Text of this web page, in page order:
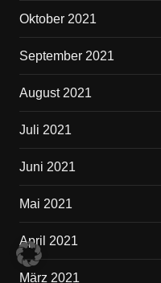
Oktober 2021
September 2021
August 2021
Juli 2021
Juni 2021
Mai 2021
April 2021
März 2021